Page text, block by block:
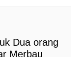
Dua orang
Merbau